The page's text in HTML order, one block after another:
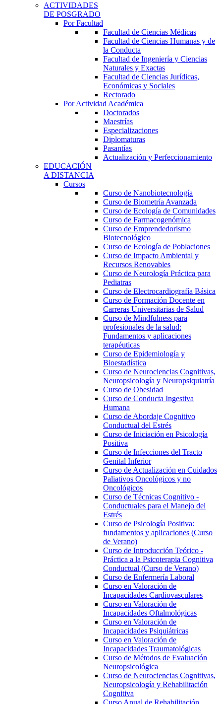
ACTIVIDADES
DE POSGRADO
Por Facultad
Facultad de Ciencias Médicas
Facultad de Ciencias Humanas y de
la Conducta
Facultad de Ingeniería y Ciencias
Naturales y Exactas
Facultad de Ciencias Jurídicas,
Económicas y Sociales
Rectorado
Por Actividad Académica
Doctorados
Maestrías
Especializaciones
Diplomaturas
Pasantías
Actualización y Perfeccionamiento
EDUCACIÓN
A DISTANCIA
Cursos
Curso de Nanobiotecnología
Curso de Biometría Avanzada
Curso de Ecología de Comunidades
Curso de Farmacogenómica
Curso de Emprendedorismo
Biotecnológico
Curso de Ecología de Poblaciones
Curso de Impacto Ambiental y
Recursos Renovables
Curso de Neurología Práctica para
Pediatras
Curso de Electrocardiografía Básica
Curso de Formación Docente en
Carreras Universitarias de Salud
Curso de Mindfulness para
profesionales de la salud:
Fundamentos y aplicaciones
terapéuticas
Curso de Epidemiología y
Bioestadística
Curso de Neurociencias Cognitivas,
Neuropsicología y Neuropsiquiatría
Curso de Obesidad
Curso de Conducta Ingestiva
Humana
Curso de Abordaje Cognitivo
Conductual del Estrés
Curso de Iniciación en Psicología
Positiva
Curso de Infecciones del Tracto
Genital Inferior
Curso de Actualización en Cuidados
Paliativos Oncológicos y no
Oncológicos
Curso de Técnicas Cognitivo -
Conductuales para el Manejo del
Estrés
Curso de Psicología Positiva:
fundamentos y aplicaciones (Curso
de Verano)
Curso de Introducción Teórico -
Práctica a la Psicoterapia Cognitiva
Conductual (Curso de Verano)
Curso de Enfermería Laboral
Curso en Valoración de
Incapacidades Cardiovasculares
Curso en Valoración de
Incapacidades Oftalmológicas
Curso en Valoración de
Incapacidades Psiquiátricas
Curso en Valoración de
Incapacidades Traumatológicas
Curso de Métodos de Evaluación
Neuropsicológica
Curso de Neurociencias Cognitivas,
Neuropsicología y Rehabilitación
Cognitiva
Curso Anual de Rehabilitación